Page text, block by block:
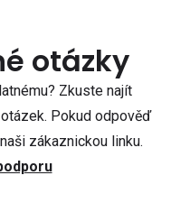
otázky
Zkuste najít
Pokud odpověď
zákaznickou linku.